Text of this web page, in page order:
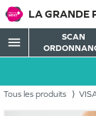
LA GRANDE
menu
SCAN
Tous les produits